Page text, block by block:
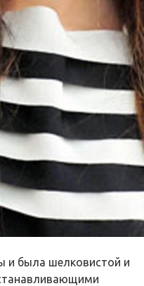
и была шелковистой и